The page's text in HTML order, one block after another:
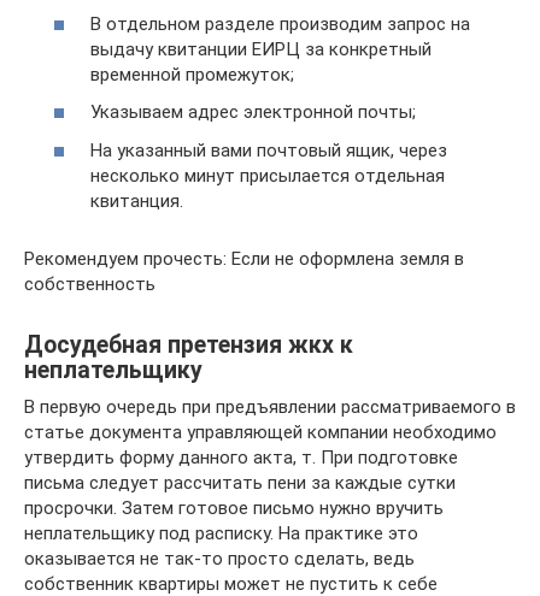
В отдельном разделе производим запрос на
выдачу квитанции ЕИРЦ за конкретный
временной промежуток;
Указываем адрес электронной почты;
На указанный вами почтовый ящик, через
несколько минут присылается отдельная
квитанция.
Рекомендуем прочесть: Если не оформлена земля в
собственность
Досудебная претензия жкх к
неплательщику
В первую очередь при предъявлении рассматриваемого в
статье документа управляющей компании необходимо
утвердить форму данного акта, т. При подготовке
письма следует рассчитать пени за каждые сутки
просрочки. Затем готовое письмо нужно вручить
неплательщику под расписку. На практике это
оказывается не так-то просто сделать, ведь
собственник квартиры может не пустить к себе